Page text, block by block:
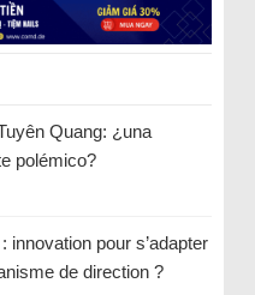
Quang: ¿una
polémico?
pour s’adapter
de direction ?